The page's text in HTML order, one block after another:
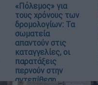
«Πόλεμος» για
τους χρόνους των
δρομολογίων: Τα
σωματεία
απαντούν στις
καταγγελίες, οι
παρατάξεις
περνούν στην
αντεπίθεση